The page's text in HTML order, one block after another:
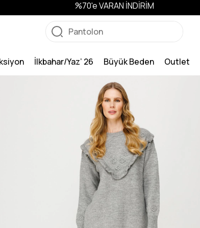
%70'e VARAN İNDİRİM
İlkbahar/Yaz’ 26 Büyük Beden Outlet